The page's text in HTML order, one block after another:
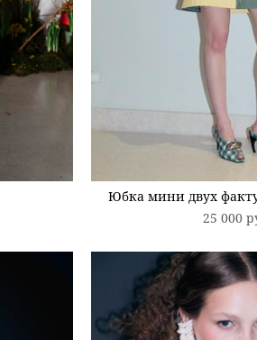
Юбка мини двух
25 000